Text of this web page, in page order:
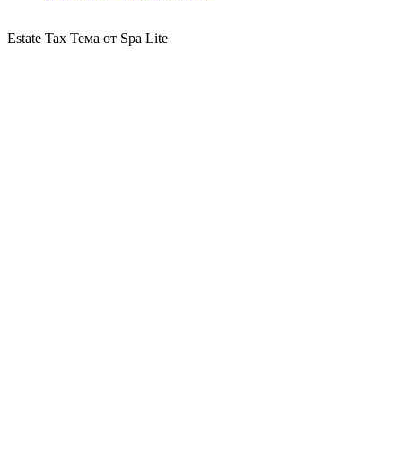
Estate Tax Тема от Spa Lite